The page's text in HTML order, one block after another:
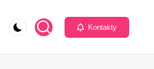
Kontakty